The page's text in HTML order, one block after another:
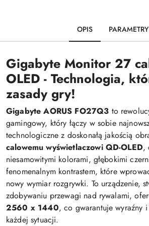
OPIS PARAMETRY
Gigabyte Monitor 27
OLED - Technologia,
zasady gry!
Gigabyte AORUS FO27Q3 to
gamingowy, który łączy w sobie
technologiczne z doskonałą jakością
calowemu wyświetlaczowi QD-OLED,
niesamowitymi kolorami, głębokimi
fenomenalnym kontrastem, które
nowy wymiar rozgrywki. To urządzenie,
zdobywaniu przewagi nad rywalami,
2560 x 1440, co gwarantuje wyraźny
każdej sytuacji.